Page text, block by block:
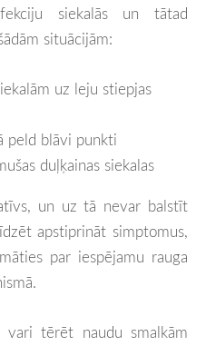
siekalās un tātad
situācijām:
uz leju stiepjas
peld blāvi punkti
duļķainas siekalas
un uz tā nevar balstīt
apstiprināt simptomus,
par iespējamu rauga
tērēt naudu smalkām